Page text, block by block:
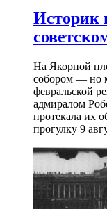
Историк
На Якорной
собором — но
февральской
адмиралом
протекала их
прогулку 9